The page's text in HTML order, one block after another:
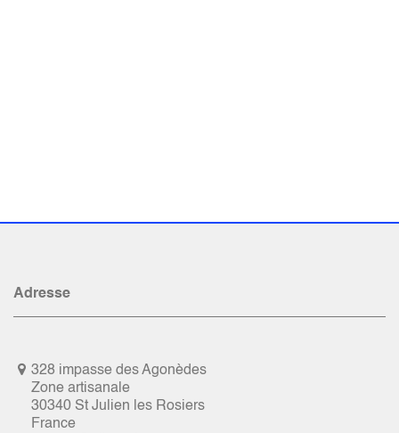
Adresse
328 impasse des Agonèdes
Zone artisanale
30340 St Julien les Rosiers
France